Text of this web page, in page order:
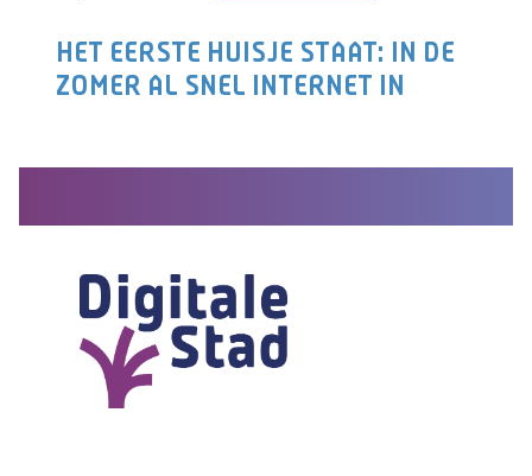
HET EERSTE HUISJE STAAT: IN DE
ZOMER AL SNEL INTERNET IN